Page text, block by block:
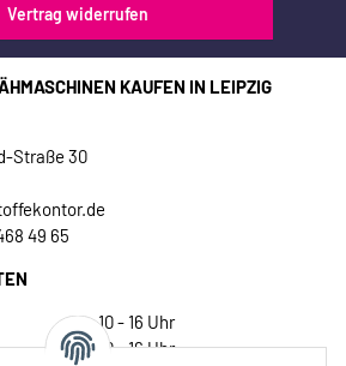
Vertrag widerrufen
KAUFEN IN LEIPZIG
Straße 30
49 65
10 - 16 Uhr
10 - 16 Uhr